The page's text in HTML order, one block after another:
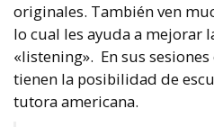
originales. También ven
lo cual les ayuda a mejorar
«listening». En sus
tienen la posibilidad de
tutora americana.